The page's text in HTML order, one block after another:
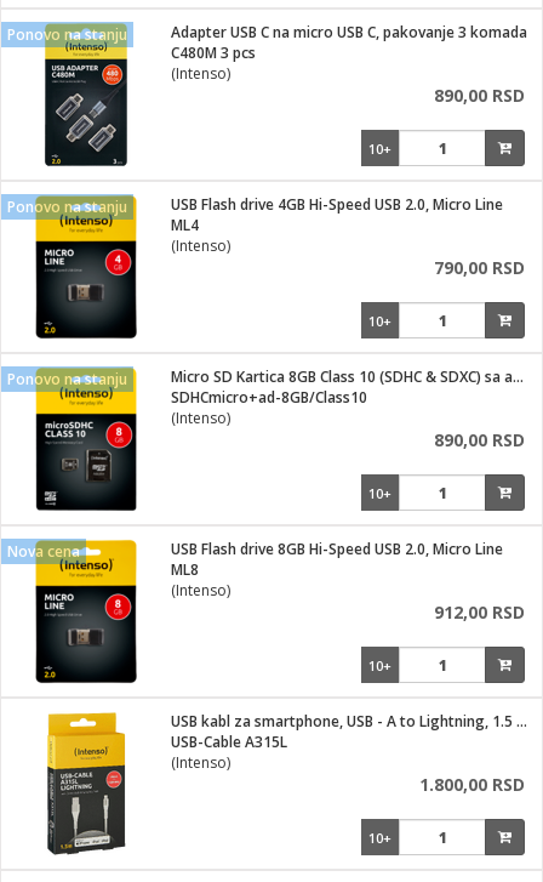
Ponovo na stanju
Adapter USB C na micro USB C, pakovanje 3 komada
C480M 3 pcs
(Intenso)
890,00 RSD
10+
Ponovo na stanju
USB Flash drive 4GB Hi-Speed USB 2.0, Micro Line
ML4
(Intenso)
790,00 RSD
10+
Ponovo na stanju
Micro SD Kartica 8GB Class 10 (SDHC & SDXC) sa adapterom
SDHCmicro+ad-8GB/Class10
(Intenso)
890,00 RSD
10+
Nova cena
USB Flash drive 8GB Hi-Speed USB 2.0, Micro Line
ML8
(Intenso)
912,00 RSD
10+
USB kabl za smartphone, USB - A to Lightning, 1.5 met.
USB-Cable A315L
(Intenso)
1.800,00 RSD
10+